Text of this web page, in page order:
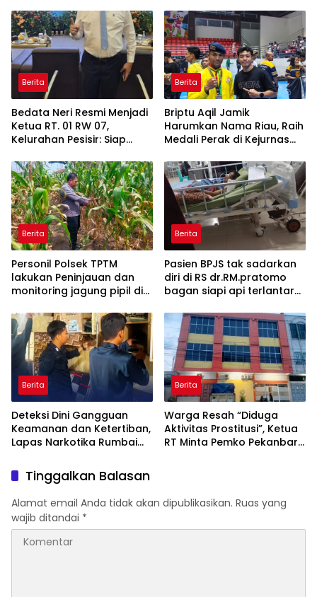
Berita
Bedata Neri Resmi Menjadi
Ketua RT. 01 RW 07,
Kelurahan Pesisir: Siap
Dukung Seluruh Program
Walikota Agung Nugroho
Berita
Briptu Aqil Jamik
Harumkan Nama Riau, Raih
Medali Perak di Kejurnas
Berita
Personil Polsek TPTM
lakukan Peninjauan dan
monitoring jagung pipil di
TPTM
Berita
Pasien BPJS tak sadarkan
diri di RS dr.RM.pratomo
bagan siapi api terlantar
ke RS di pekanbaru
Berita
Deteksi Dini Gangguan
Keamanan dan Ketertiban,
Lapas Narkotika Rumbai
Hunian
Berita
Warga Resah “Diduga
Aktivitas Prostitusi”, Ketua
RT Minta Pemko Pekanbaru
Tinggalkan Balasan
Alamat email Anda tidak akan dipublikasikan. Ruas yang
wajib ditandai *